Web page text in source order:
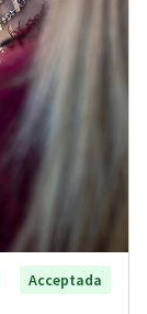
Acceptada